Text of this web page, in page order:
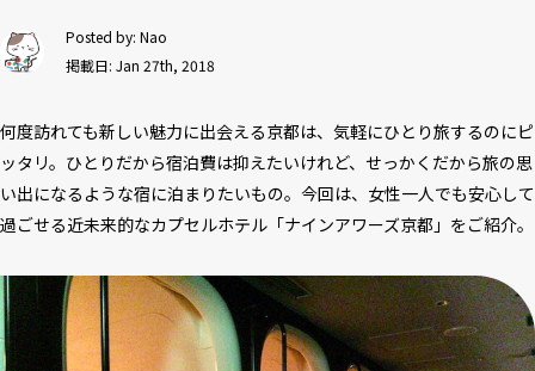
Posted by: Nao
掲載日: Jan 27th, 2018
何度訪れても新しい魅力に出会える京都は、気軽にひとり旅するのにピ
ッタリ。ひとりだから宿泊費は抑えたいけれど、せっかくだから旅の思
い出になるような宿に泊まりたいもの。今回は、女性一人でも安心して
過ごせる近未来的なカプセルホテル「ナインアワーズ京都」をご紹介。